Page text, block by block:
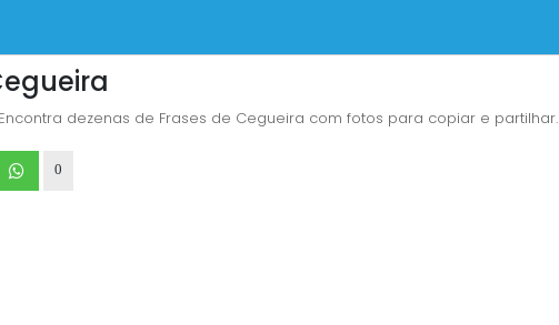
dezenas de Frases de Cegueira com fotos para copiar e partilhar.
0